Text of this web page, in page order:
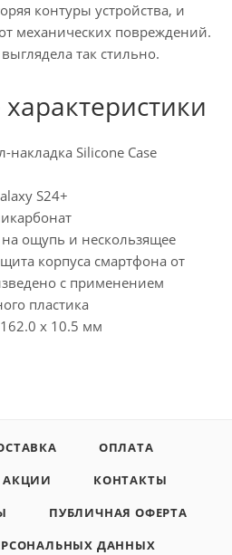
контуры устройства, и
механических повреждений.
так стильно.
Silicone Case
S24+
ощупь и нескользящее
корпуса смартфона от
с применением
пластика
x 10.5 мм
ОПЛАТА
АКЦИИ
КОНТАКТЫ
ПУБЛИЧНАЯ ОФЕРТА
ДАННЫХ